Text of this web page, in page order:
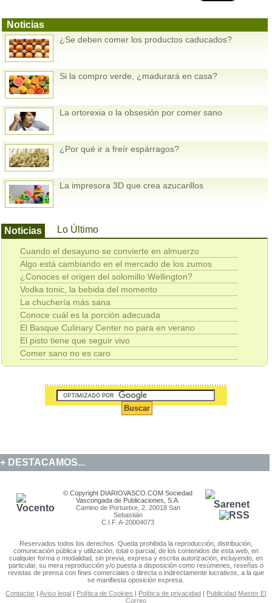
Noticias
¿Se deben comer los productos caducados?
Si la compro verde, ¿madurará en casa?
La ortorexia o la obsesión por comer sano
¿Por qué ir a freír espárragos?
La impresora 3D que crea azucarillos
Noticias Lo Último
Cuando el desayuno se convierte en almuerzo
Algo está cambiando en el mercado de los zumos
¿Conoces el origen del solomillo Wellington?
Vodka tonic, la bebida del momento
La chuchería más sana
Conoce cuál es la porción adecuada
El Basque Culinary Center no para en verano
El pisto tiene que seguir vivo
Comer sano no es caro
DESTACAMOS...
© Copyright DIARIOVASCO.COM Sociedad
Vascongada de Publicaciones, S.A.
Camino de Portuetxe, 2. 20018 San
Sebastián
C.I.F. A-20004073
Reservados todos los derechos. Queda prohibida la reproducción, distribución,
comunicación pública y utilización, total o parcial, de los contenidos de esta web, en
cualquier forma o modalidad, sin previa, expresa y escrita autorización, incluyendo, en
particular, su mera reproducción y/o puesta a disposición como resúmenes, reseñas o
revistas de prensa con fines comerciales o directa o indirectamente lucrativos, a la que
se manifiesta oposición expresa.
Contactar |Aviso legal | Política de Cookies | Política de privacidad | Publicidad Master El
Correo